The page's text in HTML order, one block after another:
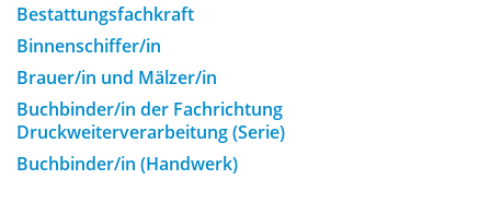
Bestattungsfachkraft
Binnenschiffer/in
Brauer/in und Mälzer/in
Buchbinder/in der Fachrichtung
Druckweiterverarbeitung (Serie)
Buchbinder/in (Handwerk)